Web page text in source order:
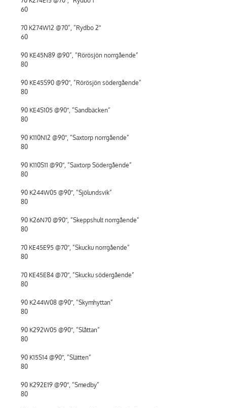
60
70 K274W12 @70”, ”Rydbo 2″
60
90 KE45N89 @90”, ”Rörösjön norrgående”
80
90 KE45S90 @90″, ”Rörösjön södergående”
80
90 KE4S105 @90″, ”Sandbäcken”
80
90 K110N12 @90″, ”Saxtorp norrgående”
80
90 K110S11 @90″, ”Saxtorp Södergående”
80
90 K244W05 @90″, ”Sjölundsvik”
80
90 K26N70 @90″, ”Skeppshult norrgående”
80
70 KE45E95 @70″, ”Skucku norrgående”
80
70 KE45E84 @70″, ”Skucku södergående”
80
90 K244W08 @90″, ”Skymhyttan”
80
90 K292W05 @90″, ”Slåttan”
80
90 K15S14 @90″, ”Slätten”
80
90 K292E19 @90″, ”Smedby”
80